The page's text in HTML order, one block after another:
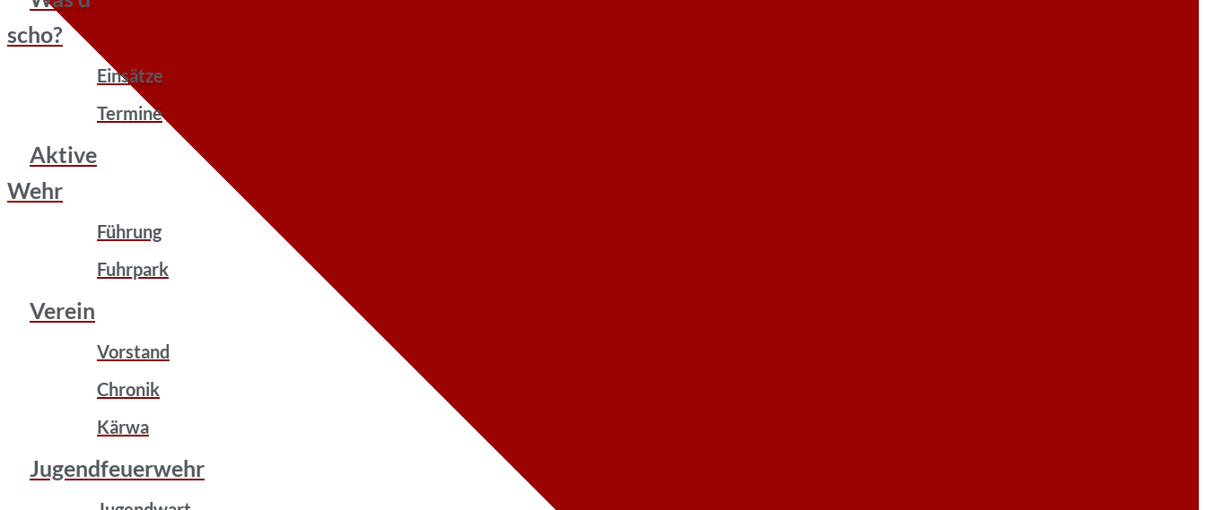
scho?
Einsätze
Termine
Aktive
Wehr
Führung
Fuhrpark
Verein
Vorstand
Chronik
Kärwa
Jugendfeuerwehr